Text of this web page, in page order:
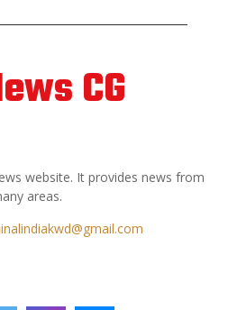
CG
website. It provides news from
areas.